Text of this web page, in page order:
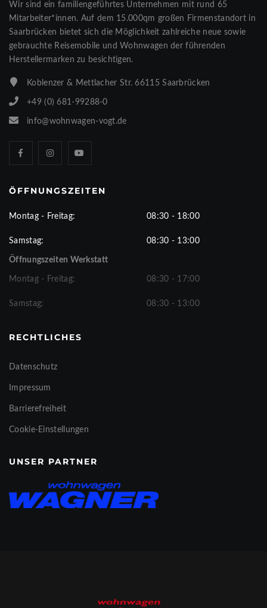
Wir sind ein familiengeführtes Unternehmen mit rund 65
Mitarbeiter*innen. Auf dem 15.000qm großen Firmenstandort in
Saarbrücken bietet sich die Möglichkeit zahlreiche neue sowie
gebrauchte Reisemobile und Wohnwagen der führenden
Herstellermarken zu besichtigen.
Koblenzer & Mettlacher Str. 66115 Saarbrücken
+49 (0) 681-99288-0
info@wohnwagen-vogt.de
ÖFFNUNGSZEITEN
Montag - Freitag: 08:30 - 18:00
Samstag: 08:30 - 13:00
Öffnungszeiten Werkstatt
Montag - Freitag: 08:30 - 17:00
Samstag: 08:30 - 13:00
RECHTLICHES
Datenschutz
Impressum
Barrierefreiheit
Cookie-Einstellungen
UNSER PARTNER